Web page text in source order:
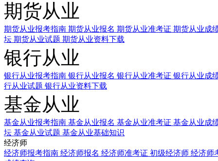
期货从业
期货从业报考指南 期货从业报名 期货从业准考证 期货从业成
坛 期货从业试题 期货从业资料下载
银行从业
银行从业报考指南 银行从业报名 银行从业准考证 银行从业成
行从业试题 银行从业资料下载
基金从业
基金从业报考指南 基金从业报名 基金从业准考证 基金从业成
坛 基金从业试题 基金从业基础知识
经济师
经济师报考指南 经济师报名 经济师准考证 初级经济师 经济师